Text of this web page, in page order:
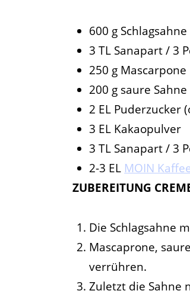
600 g Schlagsahne
3 TL Sanapart / 3
250 g Mascarpone
200 g saure Sahne
2 EL Puderzucker
3 EL Kakaopulver
3 TL Sanapart / 3
2-3 EL MOIN
ZUBEREITUNG
Die Schlagsahne
Mascaprone,
verrühren.
Zuletzt die Sahne